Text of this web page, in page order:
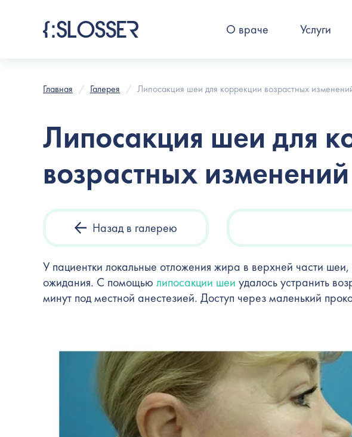
О враче Услуги
Главная Галерея Липосакция шеи для коррекции возрастных
Липосакция шеи для
возрастных изменений
Назад в галерею
У пациентки локальные отложения жира в верхней части
ожидания. С помощью липосакции шеи удалось устранить
минут под местной анестезией. Доступ через маленький